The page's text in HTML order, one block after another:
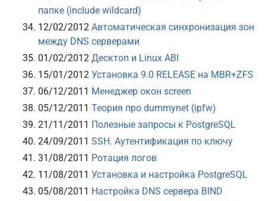
папке (include wildcard)
12/02/2012 Автоматическая синхронизация зон
между DNS серверами
01/02/2012 Десктоп и Linux ABI
15/01/2012 Установка 9.0 RELEASE на MBR+ZFS
06/12/2011 Менеджер окон screen
05/12/2011 Теория про dummynet (ipfw)
21/11/2011 Полезные запросы к PostgreSQL
24/09/2011 SSH. Аутентификация по ключу
31/08/2011 Ротация логов
11/08/2011 Установка и настройка PostgreSQL
05/08/2011 Настройка DNS сервера BIND